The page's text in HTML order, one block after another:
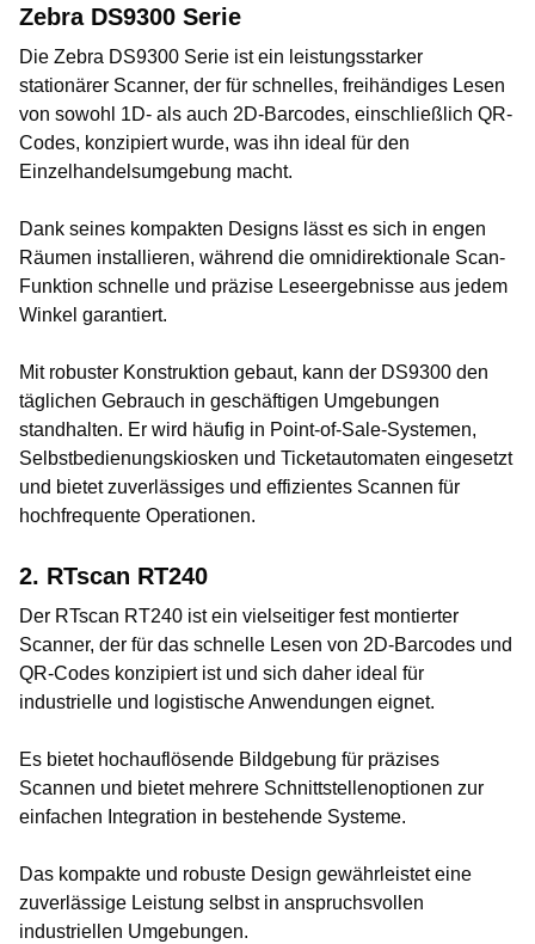
Zebra DS9300 Serie
Die Zebra DS9300 Serie ist ein leistungsstarker
stationärer Scanner, der für schnelles, freihändiges Lesen
von sowohl 1D- als auch 2D-Barcodes, einschließlich QR-
Codes, konzipiert wurde, was ihn ideal für den
Einzelhandelsumgebung macht.
Dank seines kompakten Designs lässt es sich in engen
Räumen installieren, während die omnidirektionale Scan-
Funktion schnelle und präzise Leseergebnisse aus jedem
Winkel garantiert.
Mit robuster Konstruktion gebaut, kann der DS9300 den
täglichen Gebrauch in geschäftigen Umgebungen
standhalten. Er wird häufig in Point-of-Sale-Systemen,
Selbstbedienungskiosken und Ticketautomaten eingesetzt
und bietet zuverlässiges und effizientes Scannen für
hochfrequente Operationen.
2. RTscan RT240
Der RTscan RT240 ist ein vielseitiger fest montierter
Scanner, der für das schnelle Lesen von 2D-Barcodes und
QR-Codes konzipiert ist und sich daher ideal für
industrielle und logistische Anwendungen eignet.
Es bietet hochauflösende Bildgebung für präzises
Scannen und bietet mehrere Schnittstellenoptionen zur
einfachen Integration in bestehende Systeme.
Das kompakte und robuste Design gewährleistet eine
zuverlässige Leistung selbst in anspruchsvollen
industriellen Umgebungen.